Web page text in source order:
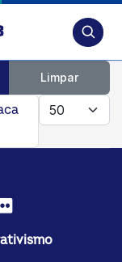
Limpar
Mostrar #
X